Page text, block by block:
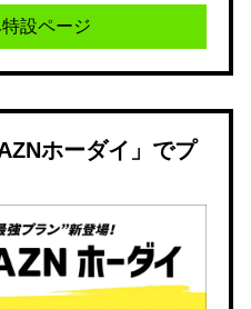
設ページ
ホーダイ」でプ